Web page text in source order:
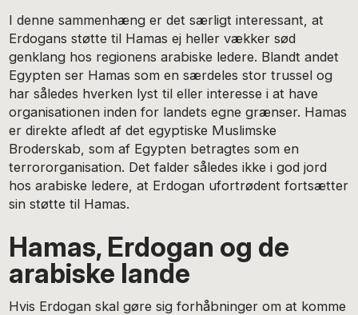
I denne sammenhæng er det særligt interessant, at
Erdogans støtte til Hamas ej heller vækker sød
genklang hos regionens arabiske ledere. Blandt andet
Egypten ser Hamas som en særdeles stor trussel og
har således hverken lyst til eller interesse i at have
organisationen inden for landets egne grænser. Hamas
er direkte afledt af det egyptiske Muslimske
Broderskab, som af Egypten betragtes som en
terrororganisation. Det falder således ikke i god jord
hos arabiske ledere, at Erdogan ufortrødent fortsætter
sin støtte til Hamas.
Hamas, Erdogan og de
arabiske lande
Hvis Erdogan skal gøre sig forhåbninger om at komme